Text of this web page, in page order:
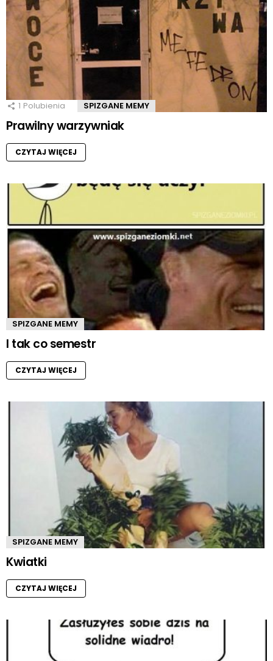
1 Polubienia SPIZGANE MEMY
Prawilny warzywniak
CZYTAJ WIĘCEJ
SPIZGANE MEMY
I tak co semestr
CZYTAJ WIĘCEJ
SPIZGANE MEMY
Kwiatki
CZYTAJ WIĘCEJ